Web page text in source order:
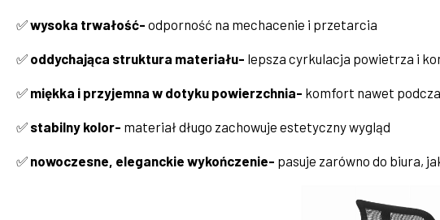
✅wysoka trwałość- odporność na mechacenie i przetarcia
✅ oddychająca struktura materiału- lepsza cyrkulacja powietrza i
✅ miękka i przyjemna w dotyku powierzchnia- komfort nawet
✅ stabilny kolor- materiał długo zachowuje estetyczny wygląd
✅ nowoczesne, eleganckie wykończenie- pasuje zarówno do biura,